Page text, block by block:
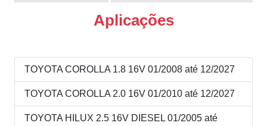
Aplicações
TOYOTA COROLLA 1.8 16V 01/2008 até 12/2027
TOYOTA COROLLA 2.0 16V 01/2010 até 12/2027
TOYOTA HILUX 2.5 16V DIESEL 01/2005 até